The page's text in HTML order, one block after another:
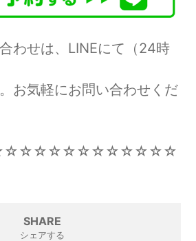
わせは、LINEにて（24時
お気軽にお問い合わせくだ
SHARE
シェアする